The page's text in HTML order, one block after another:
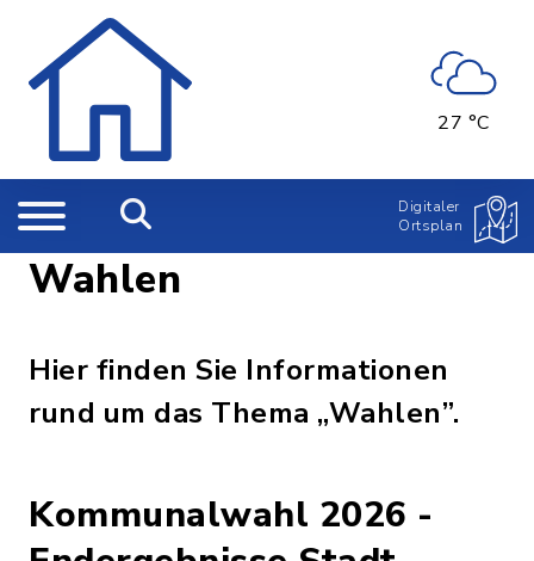
27 °C
Digitaler
Ortsplan
Wahlen
Hier finden Sie Informationen
rund um das Thema „Wahlen”.
Kommunalwahl 2026 -